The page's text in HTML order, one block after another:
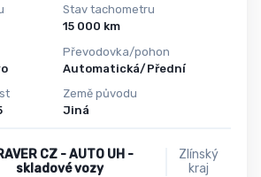
Stav tachometru
15 000 km
Převodovka/pohon
Automatická/Přední
Země původu
Jiná
CZ - AUTO UH -
skladové vozy
Zlínský
kraj